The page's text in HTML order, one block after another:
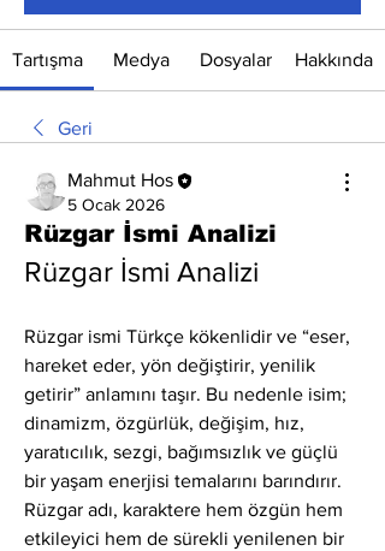
Tartışma Medya Dosyalar Hakkında
Geri
Mahmut Hos
5 Ocak 2026
Rüzgar İsmi Analizi
Rüzgar İsmi Analizi
Rüzgar ismi Türkçe kökenlidir ve “eser,
hareket eder, yön değiştirir, yenilik
getirir” anlamını taşır. Bu nedenle isim;
dinamizm, özgürlük, değişim, hız,
yaratıcılık, sezgi, bağımsızlık ve güçlü
bir yaşam enerjisi temalarını barındırır.
Rüzgar adı, karaktere hem özgün hem
etkileyici hem de sürekli yenilenen bir